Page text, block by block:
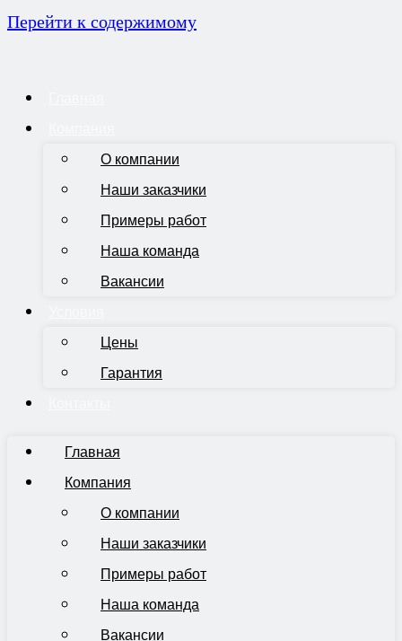
Перейти к содержимому
О компании
Наши заказчики
Примеры работ
Наша команда
Вакансии
Цены
Гарантия
Главная
Компания
О компании
Наши заказчики
Примеры работ
Наша команда
Вакансии